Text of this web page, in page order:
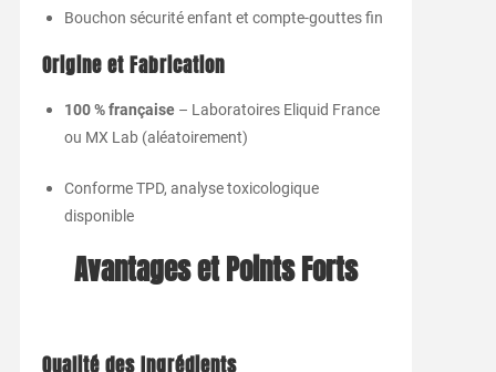
Bouchon sécurité enfant et compte-gouttes fin
Origine et Fabrication
100 % française– Laboratoires Eliquid France
ou MX Lab (aléatoirement)
Conforme TPD, analyse toxicologique
disponible
Avantages et Points Forts
Qualité des Ingrédients